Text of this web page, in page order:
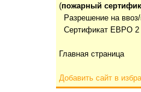
(пожарный
Разрешение на
Сертификат ЕВРО 2
Главная страница
Добавить сайт в